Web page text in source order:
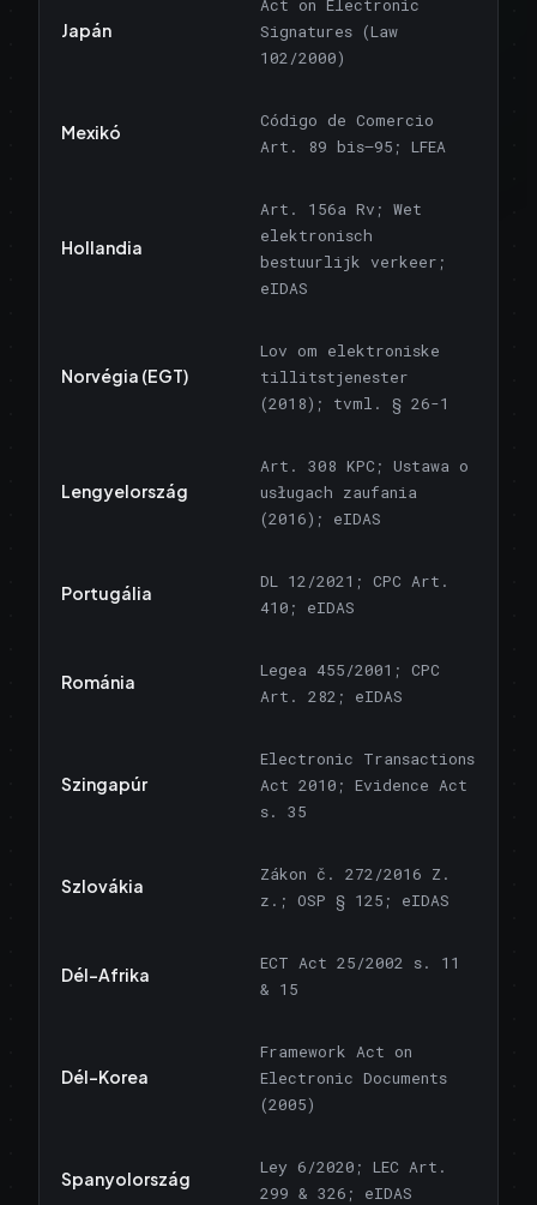
Japán
Act on Electronic
Signatures (Law
102/2000)
Mexikó
Código de Comercio
Art. 89 bis–95; LFEA
Hollandia
Art. 156a Rv; Wet
elektronisch
bestuurlijk verkeer;
eIDAS
Norvégia (EGT)
Lov om elektroniske
tillitstjenester
(2018); tvml. § 26-1
Lengyelország
Art. 308 KPC; Ustawa o
usługach zaufania
(2016); eIDAS
Portugália
DL 12/2021; CPC Art.
410; eIDAS
Románia
Legea 455/2001; CPC
Art. 282; eIDAS
Szingapúr
Electronic Transactions
Act 2010; Evidence Act
s. 35
Szlovákia
Zákon č. 272/2016 Z.
z.; OSP § 125; eIDAS
Dél-Afrika
ECT Act 25/2002 s. 11
& 15
Dél-Korea
Framework Act on
Electronic Documents
(2005)
Spanyolország
Ley 6/2020; LEC Art.
299 & 326; eIDAS